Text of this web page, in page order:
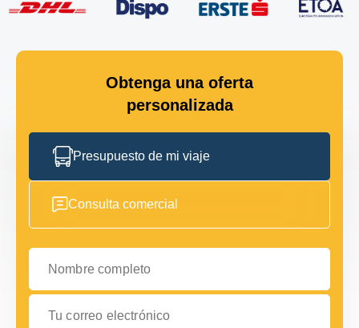
Obtenga una oferta
personalizada
Presupuesto de mi viaje
Consulta comercial
Nombre completo
Tu correo electrónico